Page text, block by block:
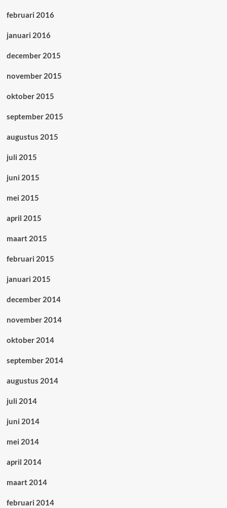
februari 2016
januari 2016
december 2015
november 2015
oktober 2015
september 2015
augustus 2015
juli 2015
juni 2015
mei 2015
april 2015
maart 2015
februari 2015
januari 2015
december 2014
november 2014
oktober 2014
september 2014
augustus 2014
juli 2014
juni 2014
mei 2014
april 2014
maart 2014
februari 2014